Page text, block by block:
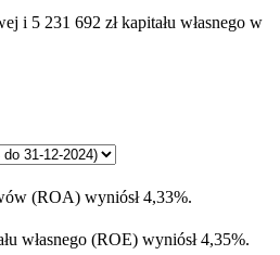
i 5 231 692 zł kapitału własnego w
(ROA) wyniósł 4,33%.
własnego (ROE) wyniósł 4,35%.